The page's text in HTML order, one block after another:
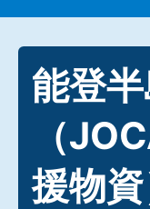
能登
（
援物資